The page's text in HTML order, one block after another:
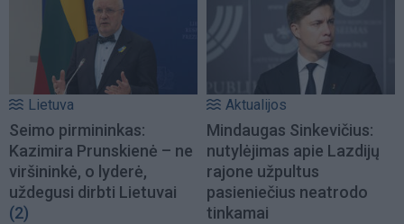
Lietuva
Seimo pirmininkas:
Kazimira Prunskienė – ne
viršininkė, o lyderė,
uždegusi dirbti Lietuvai
(2)
Aktualijos
Mindaugas Sinkevičius:
nutylėjimas apie Lazdijų
rajone užpultus
pasieniečius neatrodo
tinkamai